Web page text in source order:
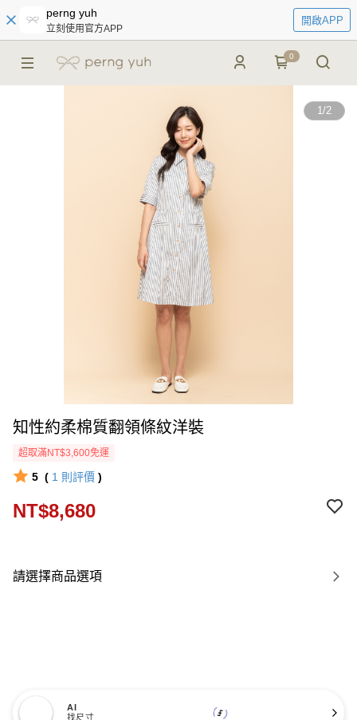
perng yuh
立刻使用官方APP
開啟APP
0
1/2
知性約柔棉質翻領條紋洋裝
超取滿NT$3,600免運
5 ( 1 則評價 )
NT$8,680
請選擇商品選項
AI
找尺寸